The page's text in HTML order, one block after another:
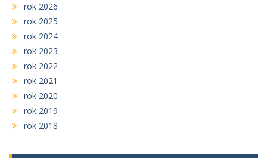
rok 2026
rok 2025
rok 2024
rok 2023
rok 2022
rok 2021
rok 2020
rok 2019
rok 2018